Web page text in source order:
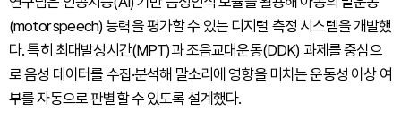
(motor speech) 능력을 평가할 수 있는 디지털 측정 시스템을 개발했
다. 특히 최대발성시간(MPT)과 조음교대운동(DDK) 과제를 중심으
로 음성 데이터를 수집·분석해 말소리에 영향을 미치는 운동성 이상 여
부를 자동으로 판별할 수 있도록 설계했다.